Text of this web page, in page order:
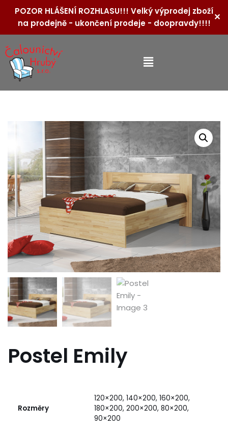
POZOR HLÁŠENÍ ROZHLASU!!! Velký výprodej zboží
na prodejně - ukončení prodeje - doopravdy!!!!
✕
Přeskočit
na
Postel Emily
Rozměry
120×200, 140×200, 160×200,
180×200, 200×200, 80×200,
90×200